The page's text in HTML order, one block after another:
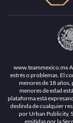
www.teammexico.mx
estrés o problemas. El
menores de 18 años,
menores de edad
plataforma está
deslinda de cualquier
por Urban Publicity,
emitidas por la